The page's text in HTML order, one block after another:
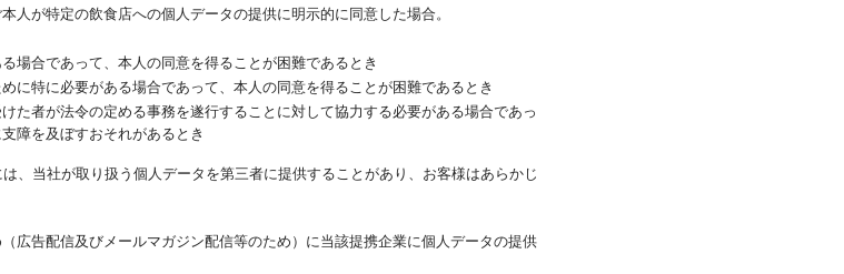
人が特定の飲食店への個人データの提供に明示的に同意した場合。
場合であって、本人の同意を得ることが困難であるとき
に特に必要がある場合であって、本人の同意を得ることが困難であるとき
た者が法令の定める事務を遂行することに対して協力する必要がある場合であっ
障を及ぼすおそれがあるとき
、当社が取り扱う個人データを第三者に提供することがあり、お客様はあらかじ
広告配信及びメールマガジン配信等のため）に当該提携企業に個人データの提供